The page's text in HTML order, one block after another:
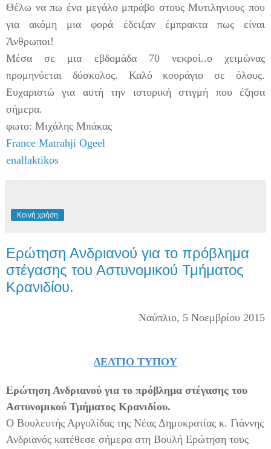
Θέλω να πω ένα μεγάλο μπράβο στους Μυτιληνιους που
για ακόμη μια φορά έδειξαν έμπρακτα πως είναι
Άνθρωποι!
Μέσα σε μια εβδομάδα 70 νεκροί..ο χειμώνας
προμηνύεται δύσκολος. Καλό κουράγιο σε όλους.
Ευχαριστώ για αυτή την ιστορική στιγμή που έζησα
σήμερα.
φωτο: Μιχάλης Μπάκας
France Matrahji Ogeel
enallaktikos
Κοινή χρήση
Ερώτηση Ανδριανού για το πρόβλημα
στέγασης του Αστυνομικού Τμήματος
Κρανιδίου.
Ναύπλιο, 5 Νοεμβρίου 2015
ΔΕΛΤΙΟ ΤΥΠΟY
Ερώτηση Ανδριανού για το πρόβλημα στέγασης του
Αστυνομικού Τμήματος Κρανιδίου.
Ο Βουλευτής Αργολίδας της Νέας Δημοκρατίας κ. Γιάννης
Ανδριανός κατέθεσε σήμερα στη Βουλή Ερώτηση τους